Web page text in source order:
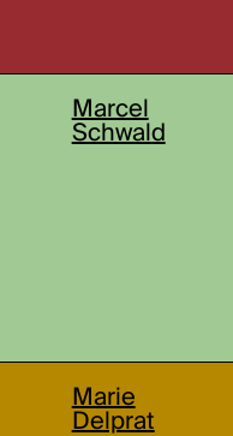
Marcel
Schwald
Marie
Delprat